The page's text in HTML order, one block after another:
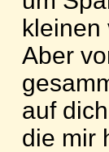
kleinen
Aber
auf
die mir